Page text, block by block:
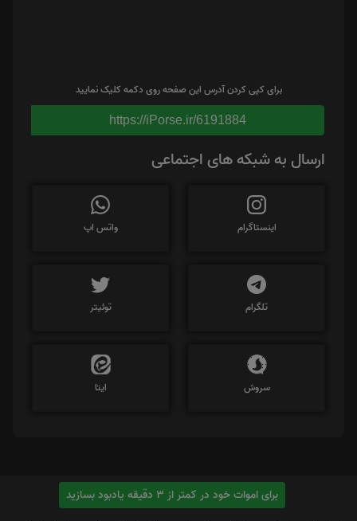
برای کپی کردن آدرس این صفحه روی دکمه کلیک نمایید
https://iPorse.ir/6191884
ارسال به شبکه های اجتماعی
اینستاگرام واتس اپ
تلگرام توئیتر
سروش ایتا
برای اموات خود در کمتر از 3 دقیقه یادبود بسازید